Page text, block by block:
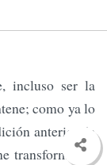
incluso ser la
como ya lo
anterior de
transformó mi